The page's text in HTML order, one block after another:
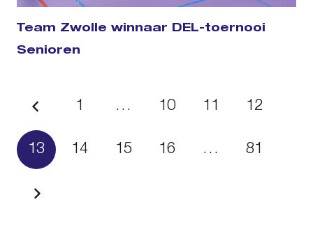
Team Zwolle winnaar DEL-toernooi
Senioren
1 … 10 11 12
13 14 15 16 … 81